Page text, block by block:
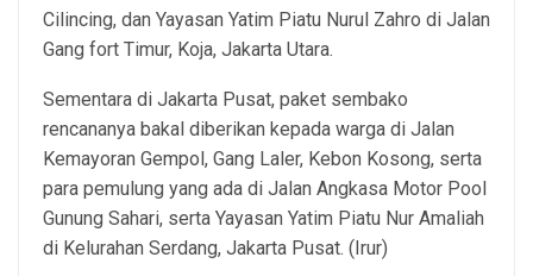
Cilincing, dan Yayasan Yatim Piatu Nurul Zahro di Jalan
Gang fort Timur, Koja, Jakarta Utara.
Sementara di Jakarta Pusat, paket sembako
rencananya bakal diberikan kepada warga di Jalan
Kemayoran Gempol, Gang Laler, Kebon Kosong, serta
para pemulung yang ada di Jalan Angkasa Motor Pool
Gunung Sahari, serta Yayasan Yatim Piatu Nur Amaliah
di Kelurahan Serdang, Jakarta Pusat. (Irur)